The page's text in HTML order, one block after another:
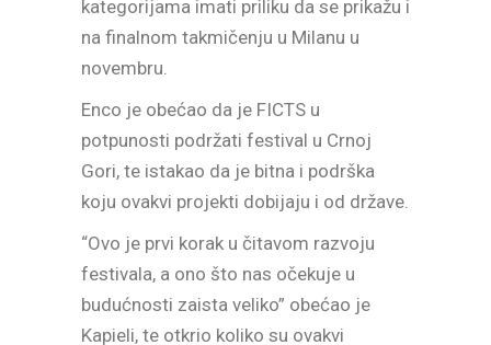
kategorijama imati priliku da se prikažu i
na finalnom takmičenju u Milanu u
novembru.
Enco je obećao da je FICTS u
potpunosti podržati festival u Crnoj
Gori, te istakao da je bitna i podrška
koju ovakvi projekti dobijaju i od države.
“Ovo je prvi korak u čitavom razvoju
festivala, a ono što nas očekuje u
budućnosti zaista veliko” obećao je
Kapieli, te otkrio koliko su ovakvi